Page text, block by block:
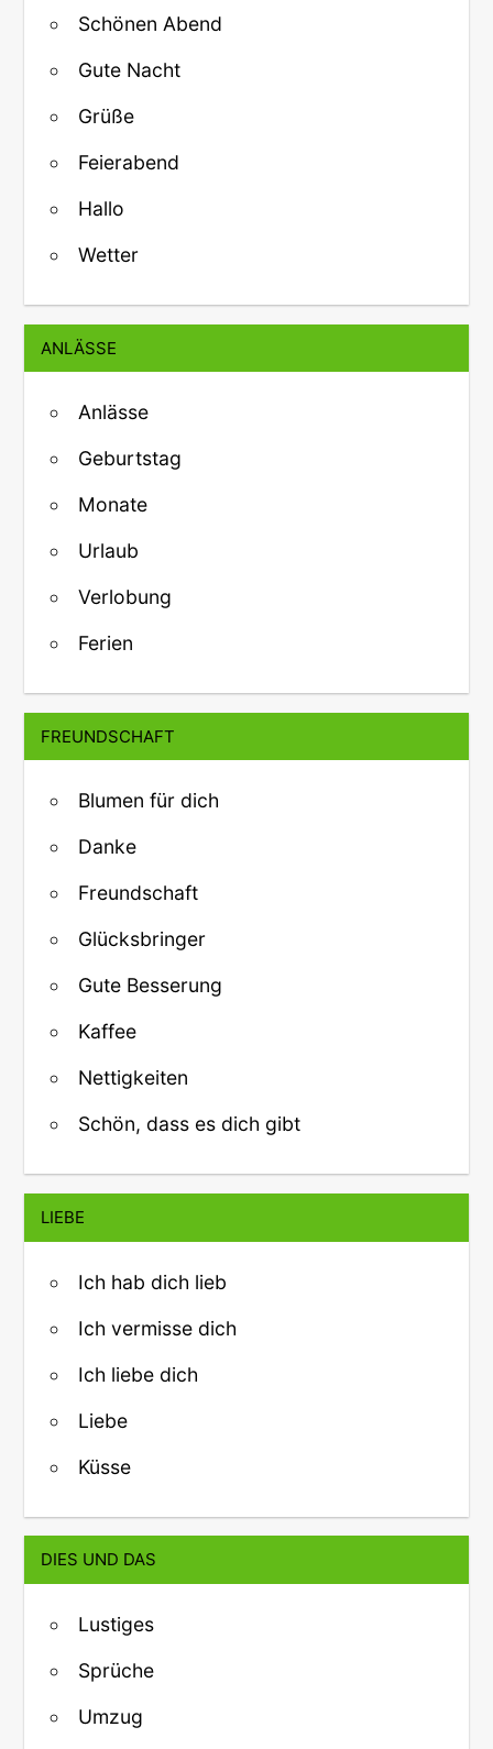
Schönen Abend
Gute Nacht
Grüße
Feierabend
Hallo
Wetter
ANLÄSSE
Anlässe
Geburtstag
Monate
Urlaub
Verlobung
Ferien
FREUNDSCHAFT
Blumen für dich
Danke
Freundschaft
Glücksbringer
Gute Besserung
Kaffee
Nettigkeiten
Schön, dass es dich gibt
LIEBE
Ich hab dich lieb
Ich vermisse dich
Ich liebe dich
Liebe
Küsse
DIES UND DAS
Lustiges
Sprüche
Umzug